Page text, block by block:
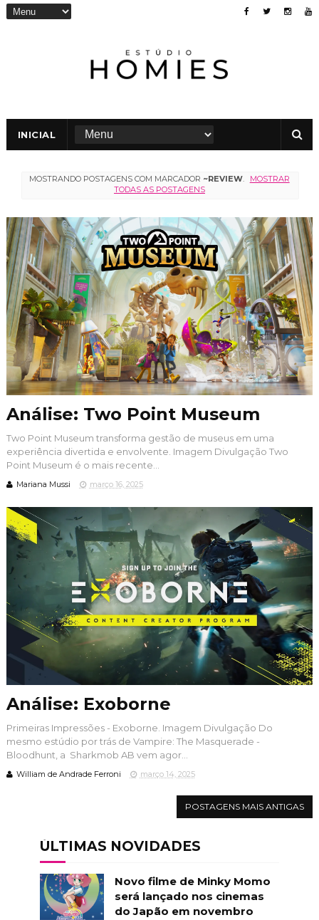
INICIAL
MOSTRANDO POSTAGENS COM MARCADOR ~REVIEW.
MOSTRAR
TODAS AS POSTAGENS
Análise: Two Point Museum
Two Point Museum transforma gestão de museus em uma
experiência divertida e envolvente. Imagem Divulgação Two
Point Museum é o mais recente...
Mariana Mussi março 16, 2025
Análise: Exoborne
Primeiras Impressões - Exoborne. Imagem Divulgação Do
mesmo estúdio por trás de Vampire: The Masquerade -
Bloodhunt, a Sharkmob AB vem agor...
William de Andrade Ferroni março 14, 2025
POSTAGENS MAIS ANTIGAS
ÚLTIMAS NOVIDADES
Novo filme de Minky Momo
será lançado nos cinemas
do Japão em novembro